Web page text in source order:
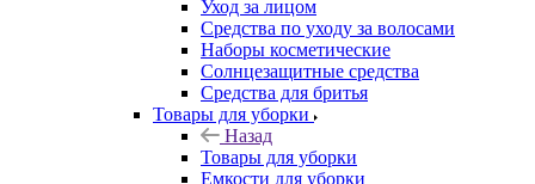
Уход за лицом
Средства по уходу за волосами
Наборы косметические
Солнцезащитные средства
Средства для бритья
Товары для уборки
Назад
Товары для уборки
Емкости для уборки